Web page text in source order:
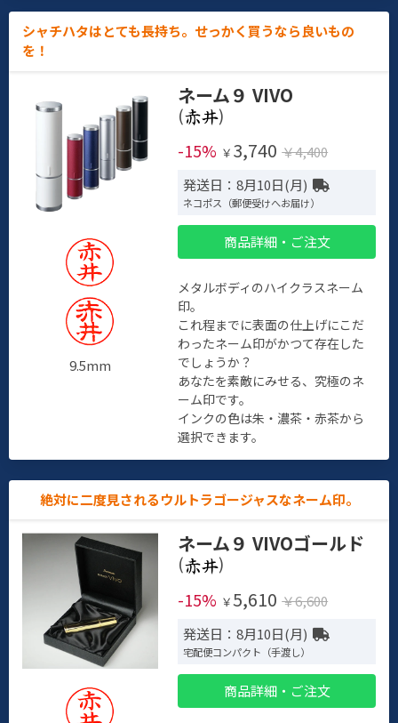
シャチハタはとても長持ち。せっかく買うなら良いもの
を！
9.5mm
ネーム９ VIVO
(
)
-15% ￥ 3,740 ￥4,400
発送日：8月10日(月)
ネコポス（郵便受けへお届け）
商品詳細・ご注文
メタルボディのハイクラスネーム
印。
これ程までに表面の仕上げにこだ
わったネーム印がかつて存在した
でしょうか？
あなたを素敵にみせる、究極のネ
ーム印です。
インクの色は朱・濃茶・赤茶から
選択できます。
絶対に二度見されるウルトラゴージャスなネーム印。
ネーム９ VIVOゴールド
(
)
-15% ￥ 5,610 ￥6,600
発送日：8月10日(月)
宅配便コンパクト（手渡し）
商品詳細・ご注文